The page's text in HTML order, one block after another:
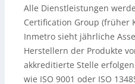
Alle Dienstleistungen
Certification Group (früher
Inmetro sieht jährliche
Herstellern der Produkte
akkreditierte Stelle
wie ISO 9001 oder ISO